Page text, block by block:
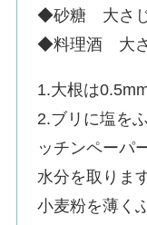
◆砂糖 大さ
◆料理酒 大
1.大根は
2.ブリに塩を
ッチンペーパ
水分を取ります
小麦粉を薄く